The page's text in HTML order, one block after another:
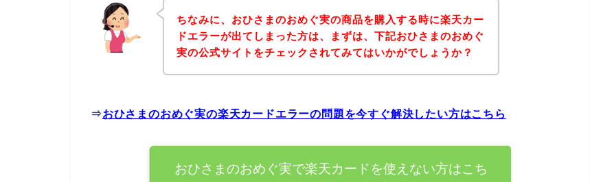
ちなみに、おひさまのおめぐ実の商品を購入する時に楽天カー
ドエラーが出てしまった方は、まずは、下記おひさまのおめぐ
実の公式サイトをチェックされてみてはいかがでしょうか？
⇒おひさまのおめぐ実の楽天カードエラーの問題を今すぐ解決したい方はこちら
おひさまのおめぐ実で楽天カードを使えない方はこち